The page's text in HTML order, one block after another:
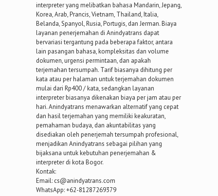
interpreter yang melibatkan bahasa Mandarin, Jepang,
Korea, Arab, Prancis, Vietnam, Thailand, Italia,
Belanda, Spanyol, Rusia, Portugis, dan Jerman. Biaya
layanan penerjemahan di Anindyatrans dapat
bervariasi tergantung pada beberapa faktor, antara
lain pasangan bahasa, kompleksitas dan volume
dokumen, urgensi permintaan, dan apakah
terjemahan tersumpah. Tarif biasanya dihitung per
kata atau per halaman untuk terjemahan dokumen
mulai dari Rp400 / kata, sedangkan layanan
interpreter biasanya dikenakan biaya per jam atau per
hari. Anindyatrans menawarkan alternatif yang cepat
dan hasil terjemahan yang memiliki keakuratan,
pemahaman budaya, dan akuntabilitas yang
disediakan oleh penerjemah tersumpah profesional,
menjadikan Anindyatrans sebagai pilihan yang
bijaksana untuk kebutuhan penerjemahan &
interpreter di kota Bogor.
Kontak:
Email: cs@anindyatrans.com
WhatsApp: +62-81287269379